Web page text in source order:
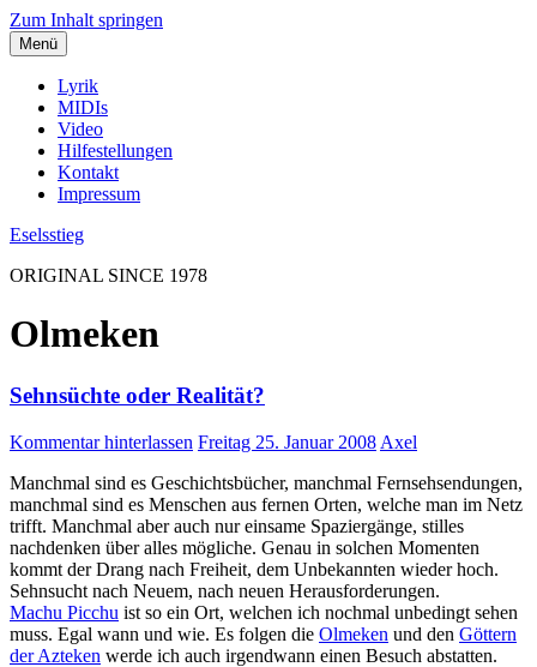
Zum Inhalt springen
Menü
Lyrik
MIDIs
Video
Hilfestellungen
Kontakt
Impressum
Eselsstieg
ORIGINAL SINCE 1978
Olmeken
Sehnsüchte oder Realität?
Kommentar hinterlassen Freitag 25. Januar 2008 Axel
Manchmal sind es Geschichtsbücher, manchmal Fernsehsendungen,
manchmal sind es Menschen aus fernen Orten, welche man im Netz
trifft. Manchmal aber auch nur einsame Spaziergänge, stilles
nachdenken über alles mögliche. Genau in solchen Momenten
kommt der Drang nach Freiheit, dem Unbekannten wieder hoch.
Sehnsucht nach Neuem, nach neuen Herausforderungen.
Machu Picchu ist so ein Ort, welchen ich nochmal unbedingt sehen
muss. Egal wann und wie. Es folgen die Olmeken und den Göttern
der Azteken werde ich auch irgendwann einen Besuch abstatten.